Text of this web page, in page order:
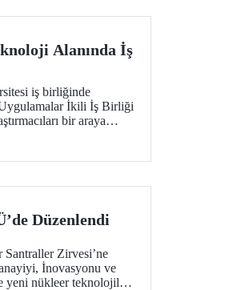
Alanında İş
iş birliğinde
İkili İş Birliği
bir araya
Düzenlendi
Zirvesi’ne
İnovasyonu ve
yeni nükleer teknolojiler